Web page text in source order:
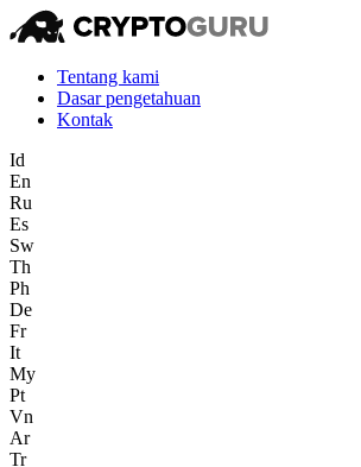
Tentang kami
Dasar pengetahuan
Kontak
Id
En
Ru
Es
Sw
Th
Ph
De
Fr
It
My
Pt
Vn
Ar
Tr